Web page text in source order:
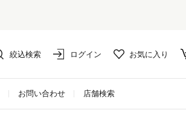
絞込検索 ログイン お気に入り
お問い合わせ 店舗検索